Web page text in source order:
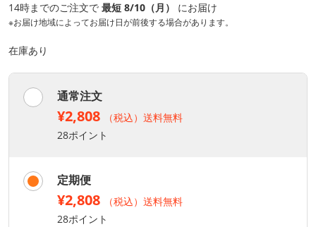
14時までのご注文で 最短 8/10（月） にお届け
※お届け地域によってお届け日が前後する場合があります。
在庫あり
通常注文
¥2,808
（税込）送料無料
28ポイント
定期便
¥2,808
（税込）送料無料
28ポイント